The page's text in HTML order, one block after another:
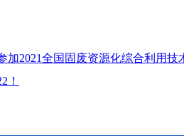
加2021全国固废资源化综合利用技
！